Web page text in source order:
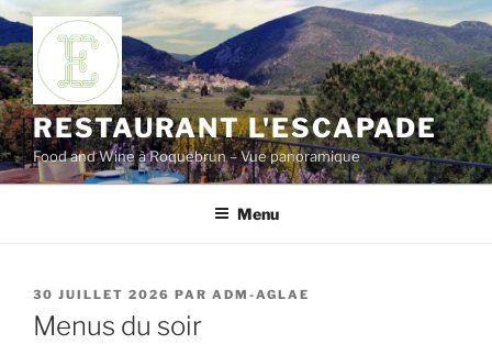
Aller
au
contenu
principal
RESTAURANT L'ESCAPADE
Food and Wine à Roquebrun – Vue panoramique
Menu
PUBLIÉ
LE
30 JUILLET 2026 PAR ADM-AGLAE
Menus du soir